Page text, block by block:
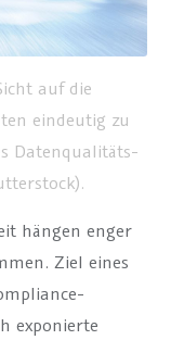
auf die
eindeutig zu
Datenqualitäts-
hängen enger
Ziel eines
exponierte